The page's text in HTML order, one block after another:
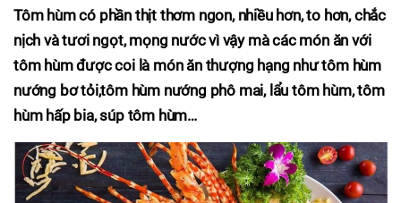
Tôm hùm có phần thịt thơm ngon, nhiều hơn, to hơn, chắc
nịch và tươi ngọt, mọng nước vì vậy mà các món ăn với
tôm hùm được coi là món ăn thượng hạng như tôm hùm
nướng bơ tỏi,tôm hùm nướng phô mai, lẩu tôm hùm, tôm
hùm hấp bia, súp tôm hùm…